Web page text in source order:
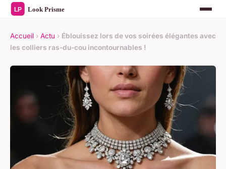
Accueil › Actu › Éblouissez lors de vos soirées élégantes avec
les colliers ras-du-cou incontournables !